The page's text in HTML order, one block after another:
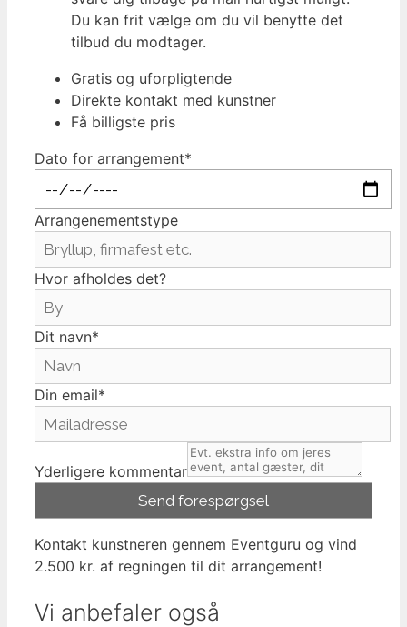
Du kan frit vælge om du vil benytte det
tilbud du modtager.
Gratis og uforpligtende
Direkte kontakt med kunstner
Få billigste pris
Dato for arrangement*
Arrangenementstype
Hvor afholdes det?
Dit navn*
Din email*
Yderligere kommentar
Kontakt kunstneren gennem Eventguru og vind
2.500 kr. af regningen til dit arrangement!
Vi anbefaler også